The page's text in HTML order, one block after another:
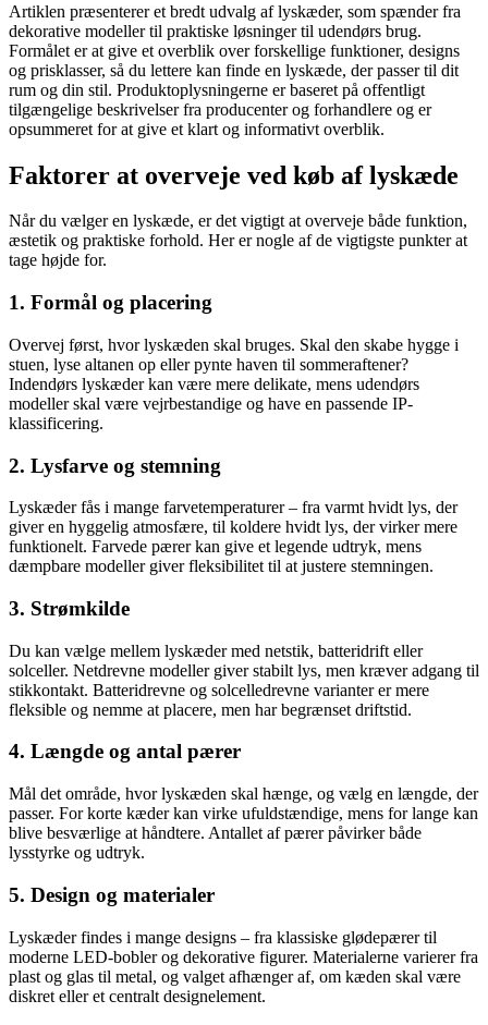
Artiklen præsenterer et bredt udvalg af lyskæder, som spænder fra
dekorative modeller til praktiske løsninger til udendørs brug.
Formålet er at give et overblik over forskellige funktioner, designs
og prisklasser, så du lettere kan finde en lyskæde, der passer til dit
rum og din stil. Produktoplysningerne er baseret på offentligt
tilgængelige beskrivelser fra producenter og forhandlere og er
opsummeret for at give et klart og informativt overblik.
Faktorer at overveje ved køb af lyskæde
Når du vælger en lyskæde, er det vigtigt at overveje både funktion,
æstetik og praktiske forhold. Her er nogle af de vigtigste punkter at
tage højde for.
1. Formål og placering
Overvej først, hvor lyskæden skal bruges. Skal den skabe hygge i
stuen, lyse altanen op eller pynte haven til sommeraftener?
Indendørs lyskæder kan være mere delikate, mens udendørs
modeller skal være vejrbestandige og have en passende IP-
klassificering.
2. Lysfarve og stemning
Lyskæder fås i mange farvetemperaturer – fra varmt hvidt lys, der
giver en hyggelig atmosfære, til koldere hvidt lys, der virker mere
funktionelt. Farvede pærer kan give et legende udtryk, mens
dæmpbare modeller giver fleksibilitet til at justere stemningen.
3. Strømkilde
Du kan vælge mellem lyskæder med netstik, batteridrift eller
solceller. Netdrevne modeller giver stabilt lys, men kræver adgang til
stikkontakt. Batteridrevne og solcelledrevne varianter er mere
fleksible og nemme at placere, men har begrænset driftstid.
4. Længde og antal pærer
Mål det område, hvor lyskæden skal hænge, og vælg en længde, der
passer. For korte kæder kan virke ufuldstændige, mens for lange kan
blive besværlige at håndtere. Antallet af pærer påvirker både
lysstyrke og udtryk.
5. Design og materialer
Lyskæder findes i mange designs – fra klassiske glødepærer til
moderne LED-bobler og dekorative figurer. Materialerne varierer fra
plast og glas til metal, og valget afhænger af, om kæden skal være
diskret eller et centralt designelement.